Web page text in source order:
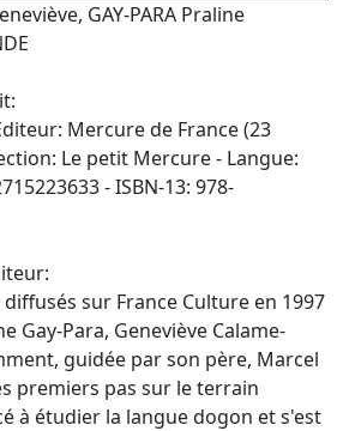
GAY-PARA Praline
Mercure de France (23
Le petit Mercure - Langue:
- ISBN-13: 978-
sur France Culture en 1997
Gay-Para, Geneviève Calame-
guidée par son père, Marcel
premiers pas sur le terrain
à étudier la langue dogon et s'est